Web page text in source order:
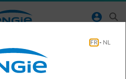
normal-account-circle search
a réussi, mais
autonomie ou un
FR - NL